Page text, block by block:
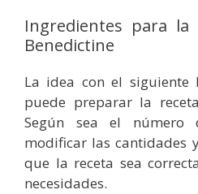
Ingredientes para la
Benedictine
La idea con el siguiente
puede preparar la
Según sea el número
modificar las cantidades
que la receta sea
necesidades.